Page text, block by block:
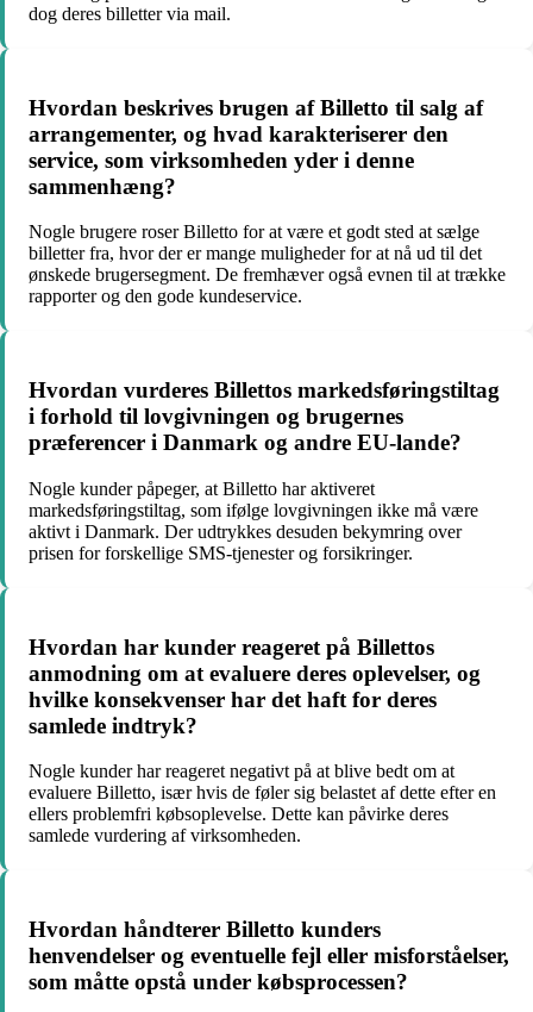
dog deres billetter via mail.
Hvordan beskrives brugen af Billetto til salg af
arrangementer, og hvad karakteriserer den
service, som virksomheden yder i denne
sammenhæng?
Nogle brugere roser Billetto for at være et godt sted at sælge
billetter fra, hvor der er mange muligheder for at nå ud til det
ønskede brugersegment. De fremhæver også evnen til at trække
rapporter og den gode kundeservice.
Hvordan vurderes Billettos markedsføringstiltag
i forhold til lovgivningen og brugernes
præferencer i Danmark og andre EU-lande?
Nogle kunder påpeger, at Billetto har aktiveret
markedsføringstiltag, som ifølge lovgivningen ikke må være
aktivt i Danmark. Der udtrykkes desuden bekymring over
prisen for forskellige SMS-tjenester og forsikringer.
Hvordan har kunder reageret på Billettos
anmodning om at evaluere deres oplevelser, og
hvilke konsekvenser har det haft for deres
samlede indtryk?
Nogle kunder har reageret negativt på at blive bedt om at
evaluere Billetto, især hvis de føler sig belastet af dette efter en
ellers problemfri købsoplevelse. Dette kan påvirke deres
samlede vurdering af virksomheden.
Hvordan håndterer Billetto kunders
henvendelser og eventuelle fejl eller misforståelser,
som måtte opstå under købsprocessen?